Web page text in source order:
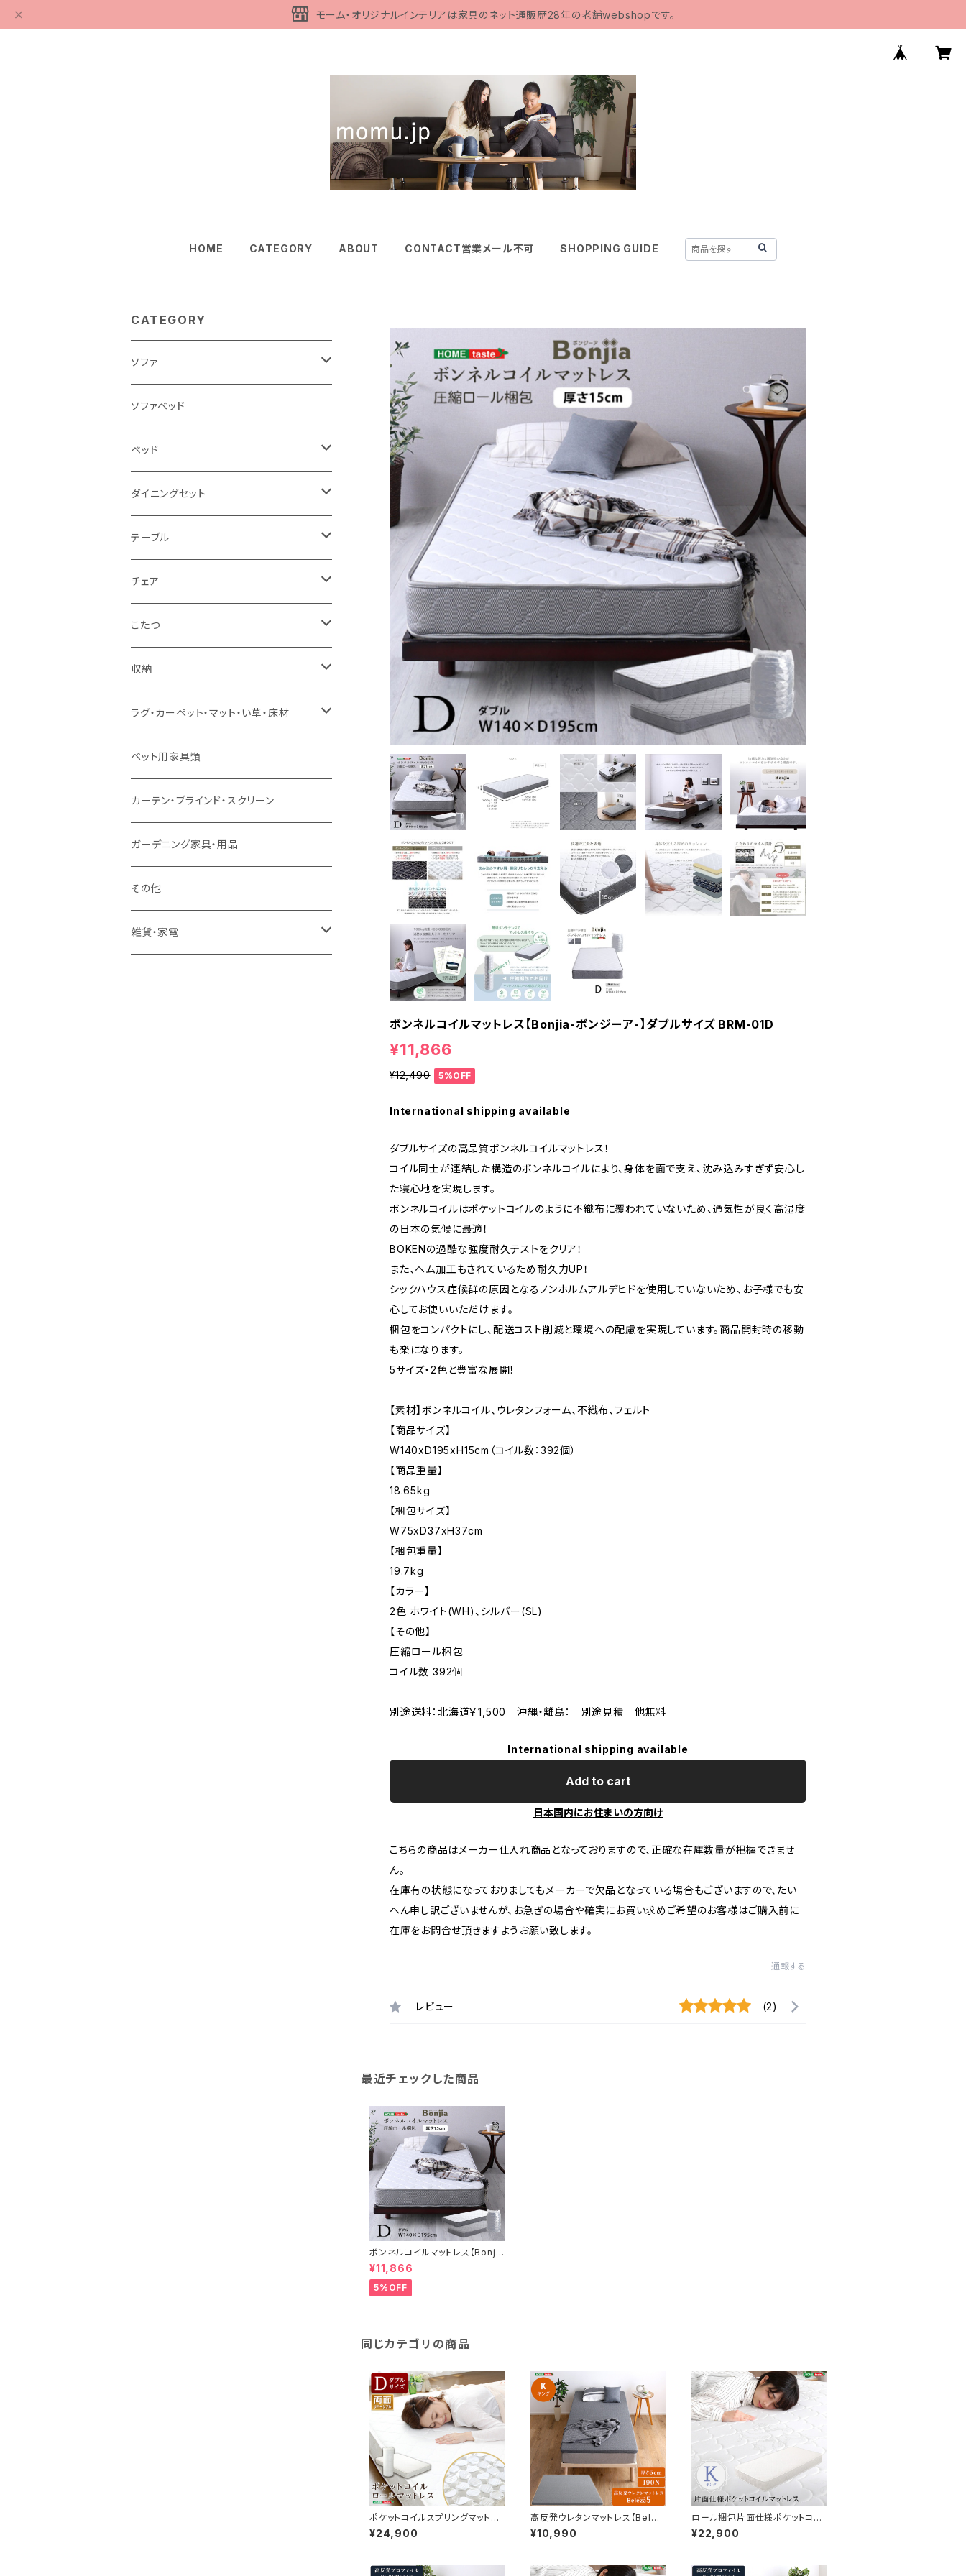
モーム・オリジナルインテリアは家具のネット通販歴28年の老舗webshopです。
HOME CATEGORY ABOUT CONTACT営業メール不可 SHOPPING GUIDE
ボンネルコイルマットレス【Bonjia-ボンジーア-】ダブルサイズ BRM-01D
¥11,866
¥12,490 5%OFF
International shipping available
ダブルサイズの高品質ボンネルコイルマットレス！
コイル同士が連結した構造のボンネルコイルにより、身体を面で支え、沈み込みすぎず安心し
た寝心地を実現します。
ボンネルコイルはポケットコイルのように不織布に覆われていないため、通気性が良く高湿度
の日本の気候に最適！
BOKENの過酷な強度耐久テストをクリア！
また、ヘム加工もされているため耐久力UP！
シックハウス症候群の原因となるノンホルムアルデヒドを使用していないため、お子様でも安
心してお使いいただけます。
梱包をコンパクトにし、配送コスト削減と環境への配慮を実現しています。商品開封時の移動
も楽になります。
5サイズ・2色と豊富な展開！
【素材】ボンネルコイル、ウレタンフォーム、不織布、フェルト
【商品サイズ】
W140xD195xH15cm（コイル数：392個）
【商品重量】
18.65kg
【梱包サイズ】
W75xD37xH37cm
【梱包重量】
19.7kg
【カラー】
2色 ホワイト(WH)、シルバー(SL)
【その他】
圧縮ロール梱包
コイル数 392個
別途送料：北海道￥1,500 沖縄・離島： 別途見積 他無料
International shipping available
Add to cart
日本国内にお住まいの方向け
こちらの商品はメーカー仕入れ商品となっておりますので、正確な在庫数量が把握できませ
ん。
在庫有の状態になっておりましてもメーカーで欠品となっている場合もございますので、たい
へん申し訳ございませんが、お急ぎの場合や確実にお買い求めご希望のお客様はご購入前に
在庫をお問合せ頂きますようお願い致します。
通報する
レビュー (2)
最近チェックした商品
ボンネルコイルマットレス【Bonjia
-ボンジーア-】ダブルサイズ BRM
-01D
¥11,866
5%OFF
同じカテゴリの商品
ポケットコイルスプリングマットレ
ス【-Robilia-ロビリア】（ダブル
用）※ロール梱包でラクラク搬入
¥24,900
高反発ウレタンマットレス【Belez
a5-ベレーザ・ファイブ-】(キング)
ORM-05K
¥10,990
ロール梱包片面仕様ポケットコイ
ルマットレス【Sheera-シェエラ-】
キングサイズ HRM-01K
¥22,900
CATEGORY
ソファ
3人掛け
2.5人掛け
2人掛け
1人掛け
カウチソファ
コーナーソファ
ソファセット
スツール・オットマン
ソファ付属品
クッション・座椅子
ソファベッド
ベッド
シングルサイズ以下（フレームのみ）
セミダブルサイズ（フレームのみ）
ダブルサイズ（フレームのみ）
ワイドダブルサイズ以上（フレームのみ）
シングルサイズ以下（マットレス付）
セミダブルサイズ（マットレス付）
ダブルサイズ（マットレス付）
ダブルサイズ以上（マットレス付）
ロフトベッド
二段ベッド
マットレス
ダイニングセット
ダイニング3点セット以下
ダイニング4点セット
ダイニング5点・6点セット
ダイニング7点セット以上
テーブル
センターテーブル
ダイニングテーブル
カウンターテーブル
リフティングテーブル
サイドテーブル・コーヒーテーブル
デスク
チェア
ダイニングチェア
カウンターチェア
キッズチェア
オフィスチェア・ゲーミングチェア
ダイニングベンチ・スツール
こたつ
こたつテーブル
こたつ布団
コタツ・布団セット
収納
本棚・シェルフ
食器棚・収納庫
レンジ台・カウンター
ラック
TVボード
キャビネット・飾り棚
ラグ・カーペット・マット・い草・床材
マット・フロアタイル
ラグ
カーペット
ペット用家具類
カーテン・ブラインド・スクリーン
ガーデニング家具・用品
その他
雑貨・家電